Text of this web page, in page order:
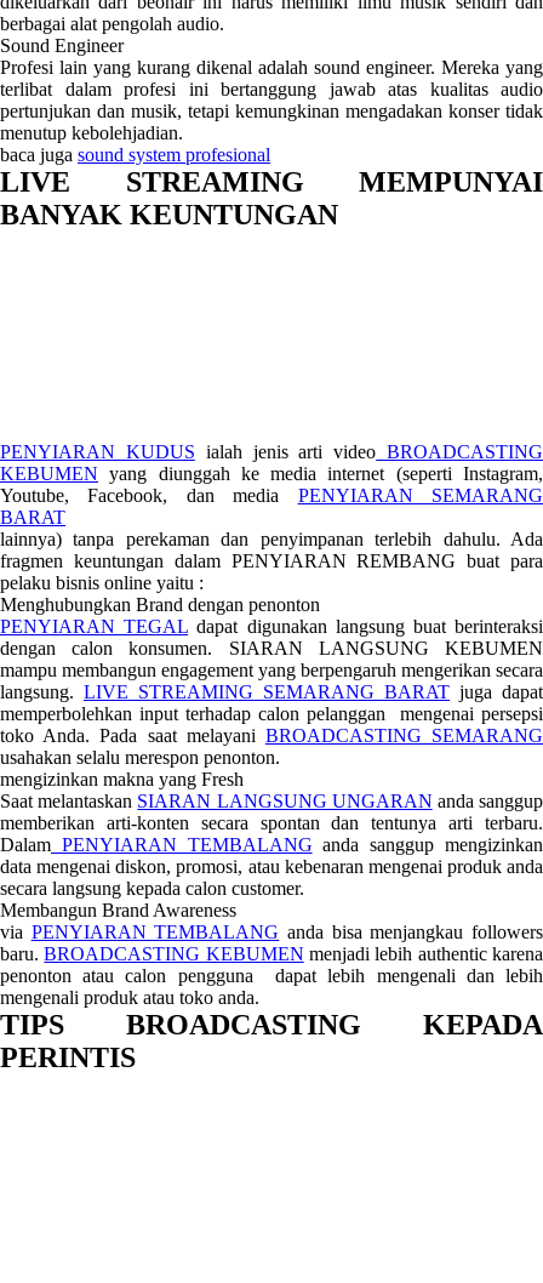
berbagai alat pengolah audio.
Sound Engineer
Profesi lain yang kurang dikenal adalah sound engineer. Mereka yang
terlibat dalam profesi ini bertanggung jawab atas kualitas audio
pertunjukan dan musik, tetapi kemungkinan mengadakan konser tidak
menutup kebolehjadian.
baca juga sound system profesional
LIVE STREAMING MEMPUNYAI
BANYAK KEUNTUNGAN
PENYIARAN KUDUS ialah jenis arti video BROADCASTING
KEBUMEN yang diunggah ke media internet (seperti Instagram,
Youtube, Facebook, dan media PENYIARAN SEMARANG
BARAT
lainnya) tanpa perekaman dan penyimpanan terlebih dahulu. Ada
fragmen keuntungan dalam PENYIARAN REMBANG buat para
pelaku bisnis online yaitu :
Menghubungkan Brand dengan penonton
PENYIARAN TEGAL dapat digunakan langsung buat berinteraksi
dengan calon konsumen. SIARAN LANGSUNG KEBUMEN
mampu membangun engagement yang berpengaruh mengerikan secara
langsung. LIVE STREAMING SEMARANG BARAT juga dapat
memperbolehkan input terhadap calon pelanggan mengenai persepsi
toko Anda. Pada saat melayani BROADCASTING SEMARANG
usahakan selalu merespon penonton.
mengizinkan makna yang Fresh
Saat melantaskan SIARAN LANGSUNG UNGARAN anda sanggup
memberikan arti-konten secara spontan dan tentunya arti terbaru.
Dalam PENYIARAN TEMBALANG anda sanggup mengizinkan
data mengenai diskon, promosi, atau kebenaran mengenai produk anda
secara langsung kepada calon customer.
Membangun Brand Awareness
via PENYIARAN TEMBALANG anda bisa menjangkau followers
baru.BROADCASTING KEBUMEN menjadi lebih authentic karena
penonton atau calon pengguna dapat lebih mengenali dan lebih
mengenali produk atau toko anda.
TIPS BROADCASTING KEPADA
PERINTIS